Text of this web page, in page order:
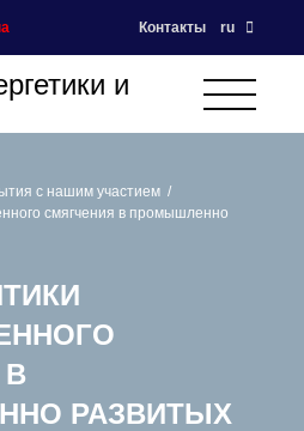
Контакты ru
с нашим участием
смягчения в промышленно
РАЗВИТЫХ